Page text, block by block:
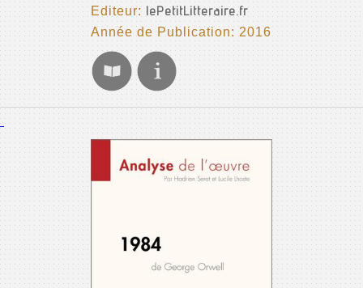
Editeur: lePetitLitteraire.fr
Année de Publication: 2016